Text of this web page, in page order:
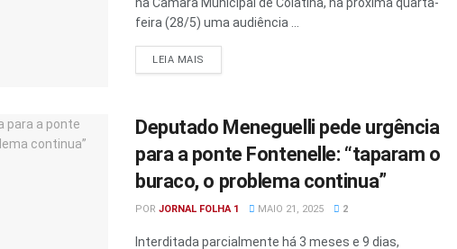
feira (28/5) uma audiência ...
LEIA MAIS
Deputado Meneguelli pede urgência
para a ponte Fontenelle: “taparam o
buraco, o problema continua”
POR JORNAL FOLHA 1 MAIO 21, 2025 2
Interditada parcialmente há 3 meses e 9 dias,